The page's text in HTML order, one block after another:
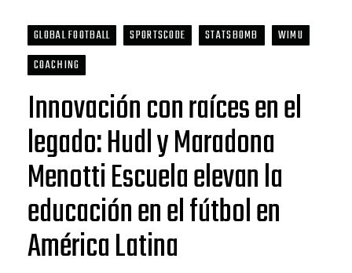
GLOBAL FOOTBALL SPORTSCODE STATSBOMB
WIMU
COACHING
Innovación con raíces en el
legado: Hudl y Maradona
Menotti Escuela elevan la
educación en el fútbol en
América Latina